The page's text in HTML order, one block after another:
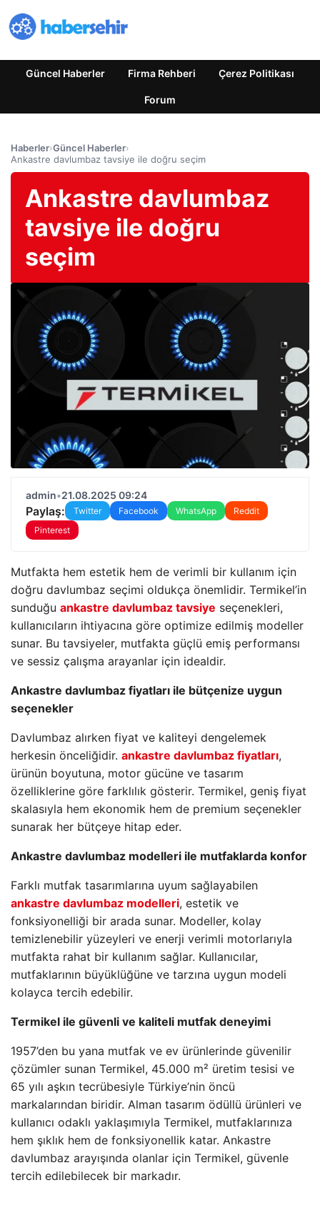
Güncel Haberler Firma Rehberi Çerez Politikası
Forum
Haberler›Güncel Haberler›
Ankastre davlumbaz tavsiye ile doğru seçim
Ankastre davlumbaz
tavsiye ile doğru
seçim
admin•21.08.2025 09:24
Paylaş: Twitter Facebook WhatsApp
Reddit
Pinterest
Mutfakta hem estetik hem de verimli bir kullanım için
doğru davlumbaz seçimi oldukça önemlidir. Termikel’in
sunduğu ankastre davlumbaz tavsiye seçenekleri,
kullanıcıların ihtiyacına göre optimize edilmiş modeller
sunar. Bu tavsiyeler, mutfakta güçlü emiş performansı
ve sessiz çalışma arayanlar için idealdir.
Ankastre davlumbaz fiyatları ile bütçenize uygun
seçenekler
Davlumbaz alırken fiyat ve kaliteyi dengelemek
herkesin önceliğidir. ankastre davlumbaz fiyatları,
ürünün boyutuna, motor gücüne ve tasarım
özelliklerine göre farklılık gösterir. Termikel, geniş fiyat
skalasıyla hem ekonomik hem de premium seçenekler
sunarak her bütçeye hitap eder.
Ankastre davlumbaz modelleri ile mutfaklarda konfor
Farklı mutfak tasarımlarına uyum sağlayabilen
ankastre davlumbaz modelleri, estetik ve
fonksiyonelliği bir arada sunar. Modeller, kolay
temizlenebilir yüzeyleri ve enerji verimli motorlarıyla
mutfakta rahat bir kullanım sağlar. Kullanıcılar,
mutfaklarının büyüklüğüne ve tarzına uygun modeli
kolayca tercih edebilir.
Termikel ile güvenli ve kaliteli mutfak deneyimi
1957’den bu yana mutfak ve ev ürünlerinde güvenilir
çözümler sunan Termikel, 45.000 m² üretim tesisi ve
65 yılı aşkın tecrübesiyle Türkiye’nin öncü
markalarından biridir. Alman tasarım ödüllü ürünleri ve
kullanıcı odaklı yaklaşımıyla Termikel, mutfaklarınıza
hem şıklık hem de fonksiyonellik katar. Ankastre
davlumbaz arayışında olanlar için Termikel, güvenle
tercih edilebilecek bir markadır.